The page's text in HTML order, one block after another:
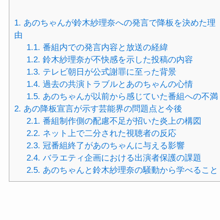
1. あのちゃんが鈴木紗理奈への発言で降板を決めた理
由
1.1. 番組内での発言内容と放送の経緯
1.2. 鈴木紗理奈が不快感を示した投稿の内容
1.3. テレビ朝日が公式謝罪に至った背景
1.4. 過去の共演トラブルとあのちゃんの心情
1.5. あのちゃんが以前から感じていた番組への不満
2. あの降板宣言が示す芸能界の問題点と今後
2.1. 番組制作側の配慮不足が招いた炎上の構図
2.2. ネット上で二分された視聴者の反応
2.3. 冠番組終了があのちゃんに与える影響
2.4. バラエティ企画における出演者保護の課題
2.5. あのちゃんと鈴木紗理奈の騒動から学べること